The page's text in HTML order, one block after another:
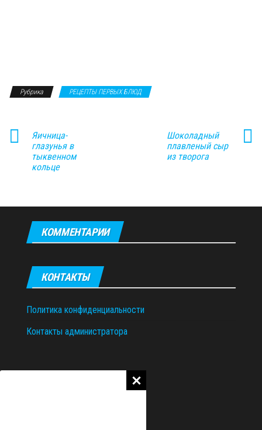
Рубрика РЕЦЕПТЫ ПЕРВЫХ БЛЮД
Яичница-
глазунья в
тыквенном
кольце
Шоколадный
плавленый сыр
из творога
КОММЕНТАРИИ
КОНТАКТЫ
Политика конфиденциальности
Контакты администратора